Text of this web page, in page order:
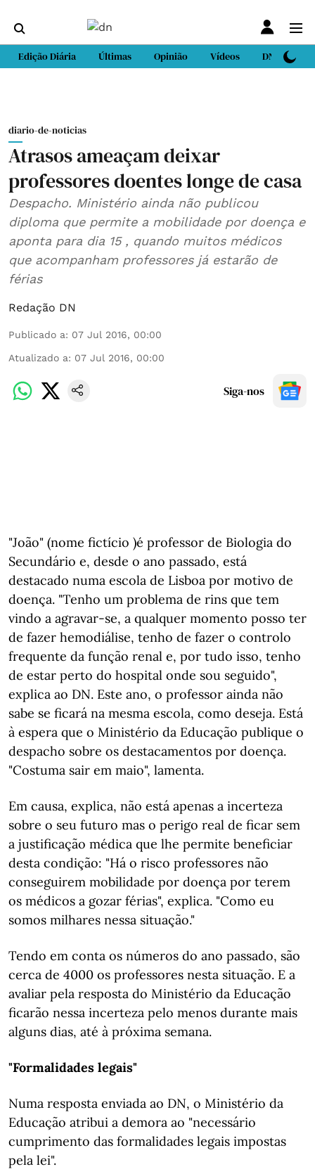
Edição Diária Últimas Opinião Vídeos DN Sport
diario-de-noticias
Atrasos ameaçam deixar
professores doentes longe de casa
Despacho. Ministério ainda não publicou
diploma que permite a mobilidade por doença e
aponta para dia 15 , quando muitos médicos
que acompanham professores já estarão de
férias
Redação DN
Publicado a: 07 Jul 2016, 00:00
Atualizado a: 07 Jul 2016, 00:00
Siga-nos
"João" (nome fictício )é professor de Biologia do
Secundário e, desde o ano passado, está
destacado numa escola de Lisboa por motivo de
doença. "Tenho um problema de rins que tem
vindo a agravar-se, a qualquer momento posso ter
de fazer hemodiálise, tenho de fazer o controlo
frequente da função renal e, por tudo isso, tenho
de estar perto do hospital onde sou seguido",
explica ao DN. Este ano, o professor ainda não
sabe se ficará na mesma escola, como deseja. Está
à espera que o Ministério da Educação publique o
despacho sobre os destacamentos por doença.
"Costuma sair em maio", lamenta.
Em causa, explica, não está apenas a incerteza
sobre o seu futuro mas o perigo real de ficar sem
a justificação médica que lhe permite beneficiar
desta condição: "Há o risco professores não
conseguirem mobilidade por doença por terem
os médicos a gozar férias", explica. "Como eu
somos milhares nessa situação."
Tendo em conta os números do ano passado, são
cerca de 4000 os professores nesta situação. E a
avaliar pela resposta do Ministério da Educação
ficarão nessa incerteza pelo menos durante mais
alguns dias, até à próxima semana.
"Formalidades legais"
Numa resposta enviada ao DN, o Ministério da
Educação atribui a demora ao "necessário
cumprimento das formalidades legais impostas
pela lei".